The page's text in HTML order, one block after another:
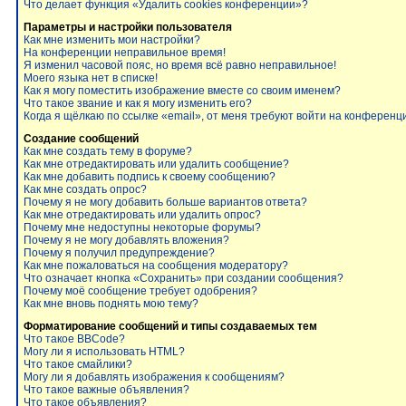
Что делает функция «Удалить cookies конференции»?
Параметры и настройки пользователя
Как мне изменить мои настройки?
На конференции неправильное время!
Я изменил часовой пояс, но время всё равно неправильное!
Моего языка нет в списке!
Как я могу поместить изображение вместе со своим именем?
Что такое звание и как я могу изменить его?
Когда я щёлкаю по ссылке «email», от меня требуют войти на
Создание сообщений
Как мне создать тему в форуме?
Как мне отредактировать или удалить сообщение?
Как мне добавить подпись к своему сообщению?
Как мне создать опрос?
Почему я не могу добавить больше вариантов ответа?
Как мне отредактировать или удалить опрос?
Почему мне недоступны некоторые форумы?
Почему я не могу добавлять вложения?
Почему я получил предупреждение?
Как мне пожаловаться на сообщения модератору?
Что означает кнопка «Сохранить» при создании сообщения?
Почему моё сообщение требует одобрения?
Как мне вновь поднять мою тему?
Форматирование сообщений и типы создаваемых тем
Что такое BBCode?
Могу ли я использовать HTML?
Что такое смайлики?
Могу ли я добавлять изображения к сообщениям?
Что такое важные объявления?
Что такое объявления?